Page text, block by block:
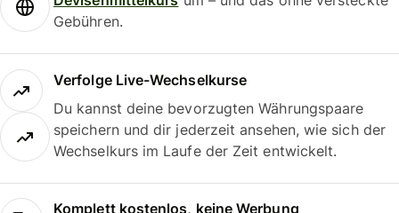
Gebühren.
Verfolge Live-Wechselkurse
Du kannst deine bevorzugten Währungspaare
speichern und dir jederzeit ansehen, wie sich der
Wechselkurs im Laufe der Zeit entwickelt.
Komplett kostenlos, keine Werbung